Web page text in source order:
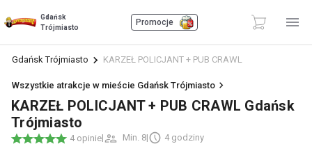
Gdańsk
Trójmiasto
Promocje
Gdańsk Trójmiasto KARZEŁ POLICJANT + PUB CRAWL
Wszystkie atrakcje w mieście Gdańsk Trójmiasto
KARZEŁ POLICJANT + PUB CRAWL Gdańsk
Trójmiasto
4 opinie| Min. 8| 4 godziny